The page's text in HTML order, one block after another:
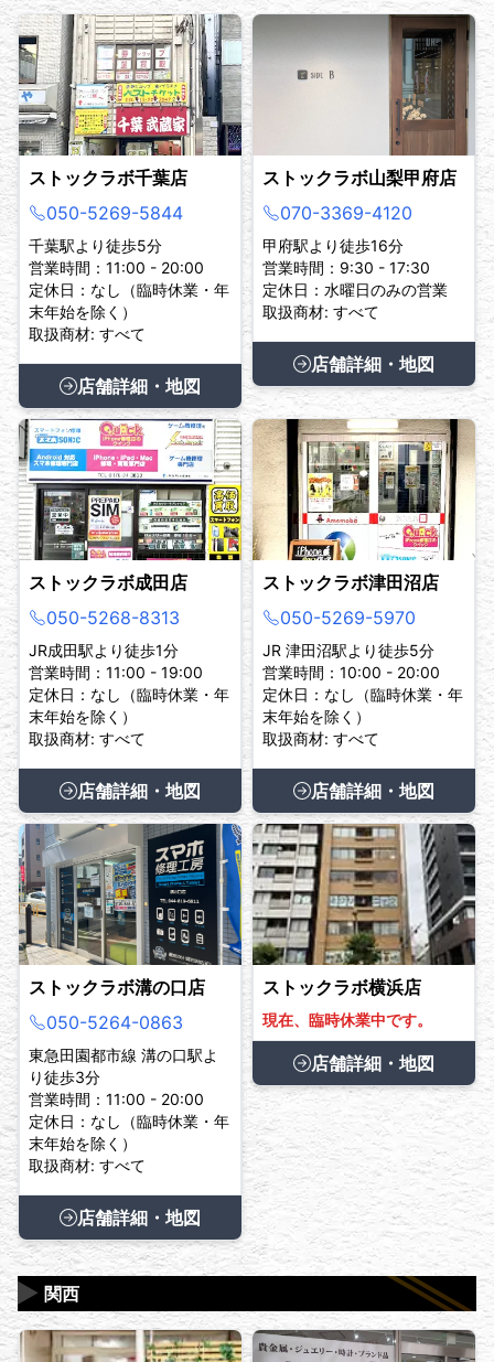
ストックラボ千葉店
050-5269-5844
千葉駅より徒歩5分
営業時間：11:00 - 20:00
定休日：なし（臨時休業・年
末年始を除く）
取扱商材: すべて
店舗詳細・地図
ストックラボ山梨甲府店
070-3369-4120
甲府駅より徒歩16分
営業時間：9:30 - 17:30
定休日：水曜日のみの営業
取扱商材: すべて
店舗詳細・地図
ストックラボ成田店
050-5268-8313
JR成田駅より徒歩1分
営業時間：11:00 - 19:00
定休日：なし（臨時休業・年
末年始を除く）
取扱商材: すべて
店舗詳細・地図
ストックラボ津田沼店
050-5269-5970
JR 津田沼駅より徒歩5分
営業時間：10:00 - 20:00
定休日：なし（臨時休業・年
末年始を除く）
取扱商材: すべて
店舗詳細・地図
ストックラボ溝の口店
050-5264-0863
東急田園都市線 溝の口駅よ
り徒歩3分
営業時間：11:00 - 20:00
定休日：なし（臨時休業・年
末年始を除く）
取扱商材: すべて
店舗詳細・地図
ストックラボ横浜店
現在、臨時休業中です。
店舗詳細・地図
関西
▶